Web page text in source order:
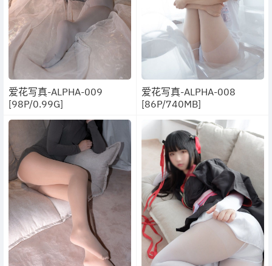
爱花写真-ALPHA-009
[98P/0.99G]
爱花写真-ALPHA-008
[86P/740MB]